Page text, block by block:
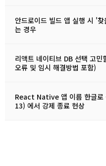
안드로이드 빌드 앱 실행 시 '
는 경우
리액트 네이티브 DB 선택 고
오류 및 임시 해결방법 포함)
React Native 앱 이름 한글로
13) 에서 강제 종료 현상